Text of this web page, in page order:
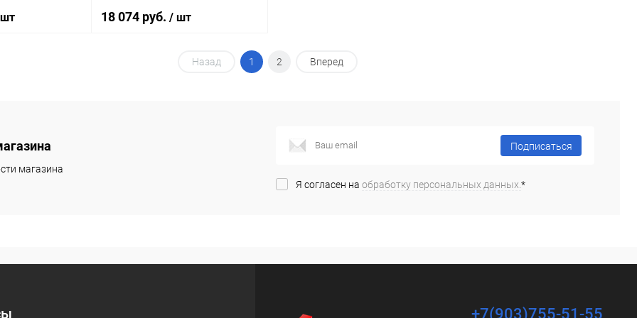
18 074 руб. / шт
Назад 1 2 Вперед
магазина
Подписаться
Я согласен на обработку персональных данных. *
+7(903)755-51-55